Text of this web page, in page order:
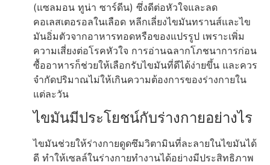
(แซลมอน ทูน่า ซาร์ดีน) ซึ่งดีต่อหัวใจและลด
คอเลสเตอรอลในเลือด หลีกเลี่ยงไขมันทรานส์และไข
มันอิ่มตัวจากอาหารทอดหรือของแปรรูป เพราะเพิ่ม
ความเสี่ยงต่อโรคหัวใจ การอ่านฉลากโภชนาการก่อน
ซื้ออาหารก็ช่วยให้เลือกรับไขมันที่ดีได้ง่ายขึ้น และควร
จำกัดปริมาณไม่ให้เกินความต้องการของร่างกายใน
แต่ละวัน
ไขมันมีประโยชน์กับร่างกายอย่างไร
ไขมันช่วยให้ร่างกายดูดซึมวิตามินที่ละลายในไขมันได้
ดี ทำให้เซลล์ในร่างกายทำงานได้อย่างมีประสิทธิภาพ